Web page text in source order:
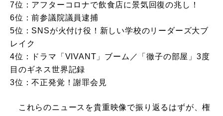
7位：アフターコロナで飲食店に景気回復の兆し！
6位：前参議院議員逮捕
5位：SNSが火付け役！新しい学校のリーダーズ大ブ
レイク
4位：ドラマ「VIVANT」ブーム／「徹子の部屋」3度
目のギネス世界記録
3位：不正発覚！謝罪会見
これらのニュースを貴重映像で振り返るはずが、権